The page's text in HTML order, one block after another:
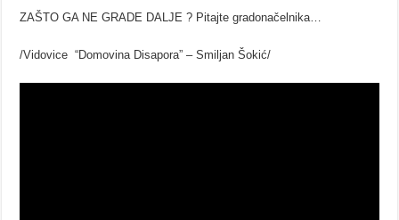
ZAŠTO GA NE GRADE DALJE ? Pitajte gradonačelnika…
/Vidovice “Domovina Disapora” – Smiljan Šokić/